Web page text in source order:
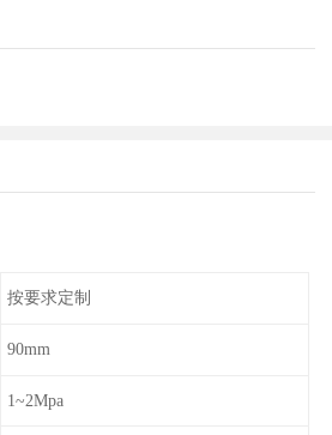
按要求定制
90mm
1~2Mpa